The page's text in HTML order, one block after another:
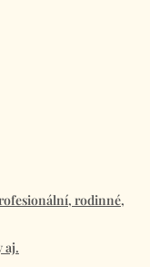
rodinné,
aj.